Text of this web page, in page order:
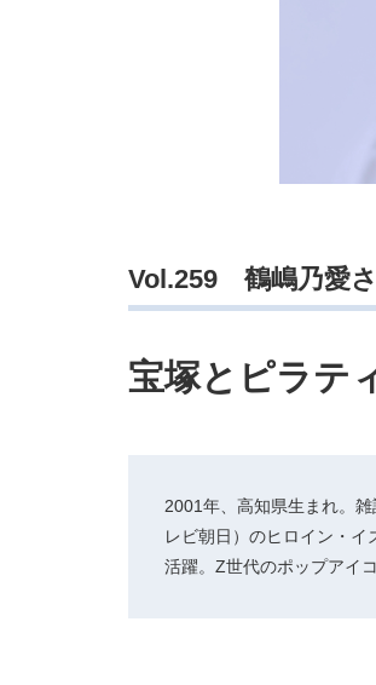
Vol.259 鶴嶋乃愛
宝塚とピラテ
2001年、高知県生まれ。
レビ朝日）のヒロイン・
活躍。Z世代のポップアイ